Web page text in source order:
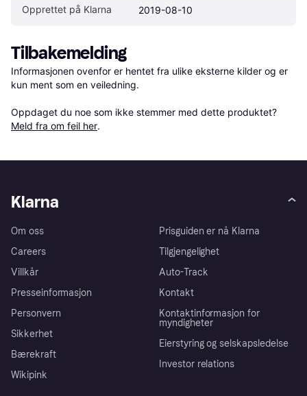
Opprettet på Klarna 2019-08-10
Tilbakemelding
Informasjonen ovenfor er hentet fra ulike eksterne kilder og er
kun ment som en veiledning.
Oppdaget du noe som ikke stemmer med dette produktet?
Meld fra om feil her.
Klarna
Om oss
Careers
Villkår
Presseinformasjon
Personvern
Sikkerhet
Bærekraft
Wikipink
Prisguiden er nå Klarna
Tilgjengelighet
Auto-Track
Kontakt
Kontaktinformasjon for
myndigheter
Eierstyring og selskapsledelse
Investor relations